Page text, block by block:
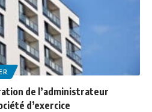
de l’administrateur
d’exercice